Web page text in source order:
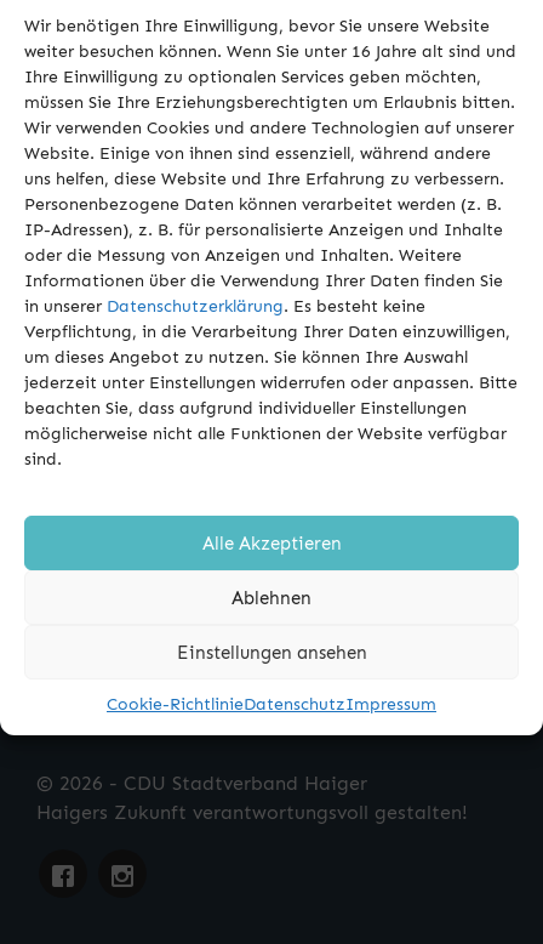
Wir benötigen Ihre Einwilligung, bevor Sie unsere Website
weiter besuchen können. Wenn Sie unter 16 Jahre alt sind und
Ihre Einwilligung zu optionalen Services geben möchten,
müssen Sie Ihre Erziehungsberechtigten um Erlaubnis bitten.
Wir verwenden Cookies und andere Technologien auf unserer
Website. Einige von ihnen sind essenziell, während andere
uns helfen, diese Website und Ihre Erfahrung zu verbessern.
Personenbezogene Daten können verarbeitet werden (z. B.
IP-Adressen), z. B. für personalisierte Anzeigen und Inhalte
oder die Messung von Anzeigen und Inhalten. Weitere
Informationen über die Verwendung Ihrer Daten finden Sie
in unserer Datenschutzerklärung. Es besteht keine
Verpflichtung, in die Verarbeitung Ihrer Daten einzuwilligen,
um dieses Angebot zu nutzen. Sie können Ihre Auswahl
jederzeit unter Einstellungen widerrufen oder anpassen. Bitte
beachten Sie, dass aufgrund individueller Einstellungen
möglicherweise nicht alle Funktionen der Website verfügbar
sind.
Alle Akzeptieren
Ablehnen
Einstellungen ansehen
Cookie-RichtlinieDatenschutzImpressum
ANDREAS DUPP MATTHIAS HAIN
© 2026 - CDU Stadtverband Haiger
Haigers Zukunft verantwortungsvoll gestalten!